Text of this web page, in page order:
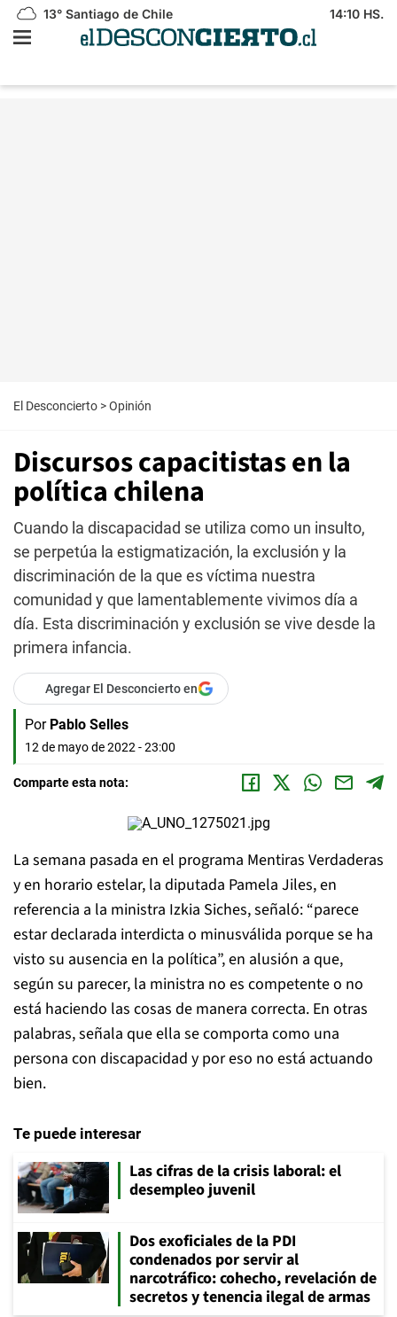
13° Santiago de Chile 14:10 HS.
El Desconcierto >Opinión
Discursos capacitistas en la
política chilena
Cuando la discapacidad se utiliza como un insulto,
se perpetúa la estigmatización, la exclusión y la
discriminación de la que es víctima nuestra
comunidad y que lamentablemente vivimos día a
día. Esta discriminación y exclusión se vive desde la
primera infancia.
Agregar El Desconcierto en
Por Pablo Selles
12 de mayo de 2022 - 23:00
Comparte esta nota:
La semana pasada en el programa Mentiras Verdaderas
y en horario estelar, la diputada Pamela Jiles, en
referencia a la ministra Izkia Siches, señaló: “parece
estar declarada interdicta o minusválida porque se ha
visto su ausencia en la política”, en alusión a que,
según su parecer, la ministra no es competente o no
está haciendo las cosas de manera correcta. En otras
palabras, señala que ella se comporta como una
persona con discapacidad y por eso no está actuando
bien.
Te puede interesar
Las cifras de la crisis laboral: el
desempleo juvenil
Dos exoficiales de la PDI
condenados por servir al
narcotráfico: cohecho, revelación de
secretos y tenencia ilegal de armas